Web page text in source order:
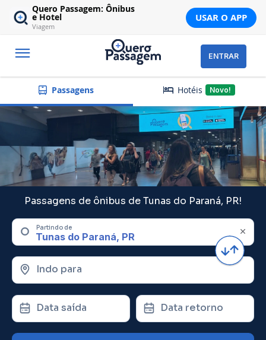
Quero Passagem: Ônibus
e Hotel
Viagem
USAR O APP
ENTRAR
Passagens Hotéis Novo!
Passagens de ônibus de Tunas do Paraná, PR!
Partindo de
Indo para
Data saída Data retorno